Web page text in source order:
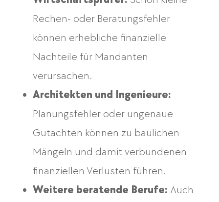
Rechen- oder Beratungsfehler
können erhebliche finanzielle
Nachteile für Mandanten
verursachen.
Architekten und Ingenieure:
Planungsfehler oder ungenaue
Gutachten können zu baulichen
Mängeln und damit verbundenen
finanziellen Verlusten führen.
Weitere beratende Berufe: Auch